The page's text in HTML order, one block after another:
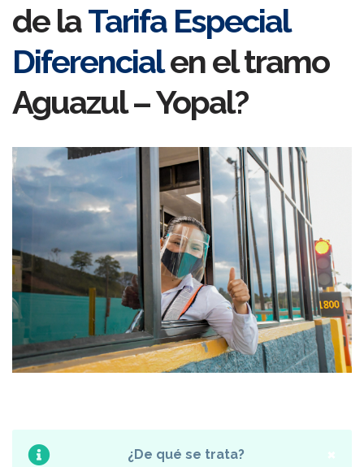
de laTarifa Especial
Diferencialen el tramo
Aguazul – Yopal?
¿De qué se trata? ×